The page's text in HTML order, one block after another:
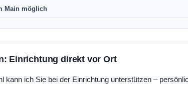
Main möglich
Einrichtung direkt vor Ort
kann ich Sie bei der Einrichtung unterstützen –